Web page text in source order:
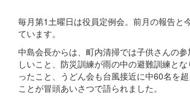
毎月第1土曜日は役員定例会。前月の報告と
ています。
中島会長からは、町内清掃では子供さんの
しいこと、防災訓練が雨の中の避難訓練と
ったこと、うどん会も台風接近に中60名を
ことが冒頭あいさつで語られました。